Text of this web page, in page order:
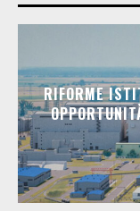
RIFORME